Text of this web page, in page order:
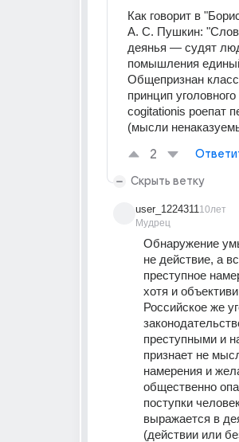
Как говорит в
А. С. Пушкин:
деянья — судят
помышления
Общепризнан
принцип
cogitationis роепат
(мысли
2
Скрыть ветку
user_1224311
Мудрец
10лет
Обнаружение
не действие, а
преступное
хотя и
Российское же
преступными и
признает не
намерения и
общественно
поступки
выражается в
(действии или